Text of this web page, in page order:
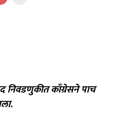
निवडणुकीत काँग्रेसने पाच